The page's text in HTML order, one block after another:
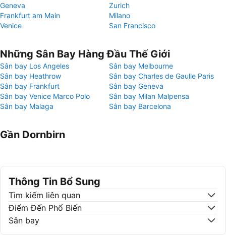
Geneva
Zurich
Frankfurt am Main
Milano
Venice
San Francisco
Những Sân Bay Hàng Đầu Thế Giới
Sân bay Los Angeles
Sân bay Melbourne
Sân bay Heathrow
Sân bay Charles de Gaulle Paris
Sân bay Frankfurt
Sân bay Geneva
Sân bay Venice Marco Polo
Sân bay Milan Malpensa
Sân bay Malaga
Sân bay Barcelona
Gần Dornbirn
Thông Tin Bổ Sung
Tìm kiếm liên quan
Điểm Đến Phổ Biến
Sân bay